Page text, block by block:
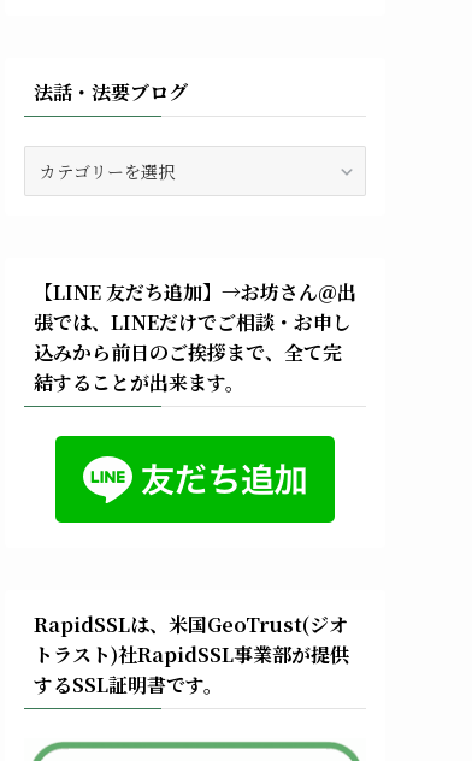
法話・法要ブログ
話・
グ
【LINE 友だち追加】→お坊さん＠出
張では、LINEだけでご相談・お申し
込みから前日のご挨拶まで、全て完
結することが出来ます。
RapidSSLは、米国GeoTrust(ジオ
トラスト)社RapidSSL事業部が提供
するSSL証明書です。